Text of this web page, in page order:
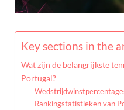
Key sections in the
Wat zijn de belangrijkste
Portugal?
Rankingstatistieken van